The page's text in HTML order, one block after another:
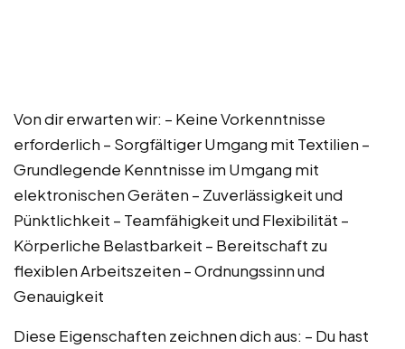
Von dir erwarten wir: – Keine Vorkenntnisse
erforderlich – Sorgfältiger Umgang mit Textilien –
Grundlegende Kenntnisse im Umgang mit
elektronischen Geräten – Zuverlässigkeit und
Pünktlichkeit – Teamfähigkeit und Flexibilität –
Körperliche Belastbarkeit – Bereitschaft zu
flexiblen Arbeitszeiten – Ordnungssinn und
Genauigkeit
Diese Eigenschaften zeichnen dich aus: – Du hast